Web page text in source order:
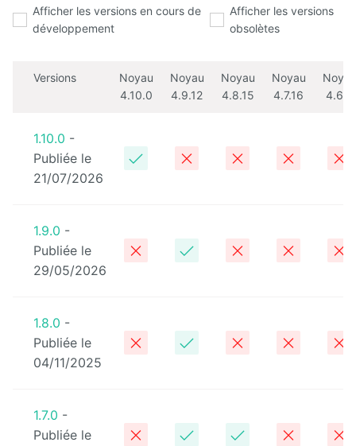
Cart
Ads
ContentTypes
Editor
Datasources
Explorer
Exchange
Extra User
Afficher les versions en cours de
développement
Afficher les versions
obsolètes
Versions
Noyau
4.10.0
Noyau
4.9.12
Noyau
4.8.15
Noyau
4.7.16
Noyau
4.6.0
1.10.0 -
Publiée le
21/07/2026
1.9.0 -
Publiée le
29/05/2026
1.8.0 -
Publiée le
04/11/2025
1.7.0 -
Publiée le